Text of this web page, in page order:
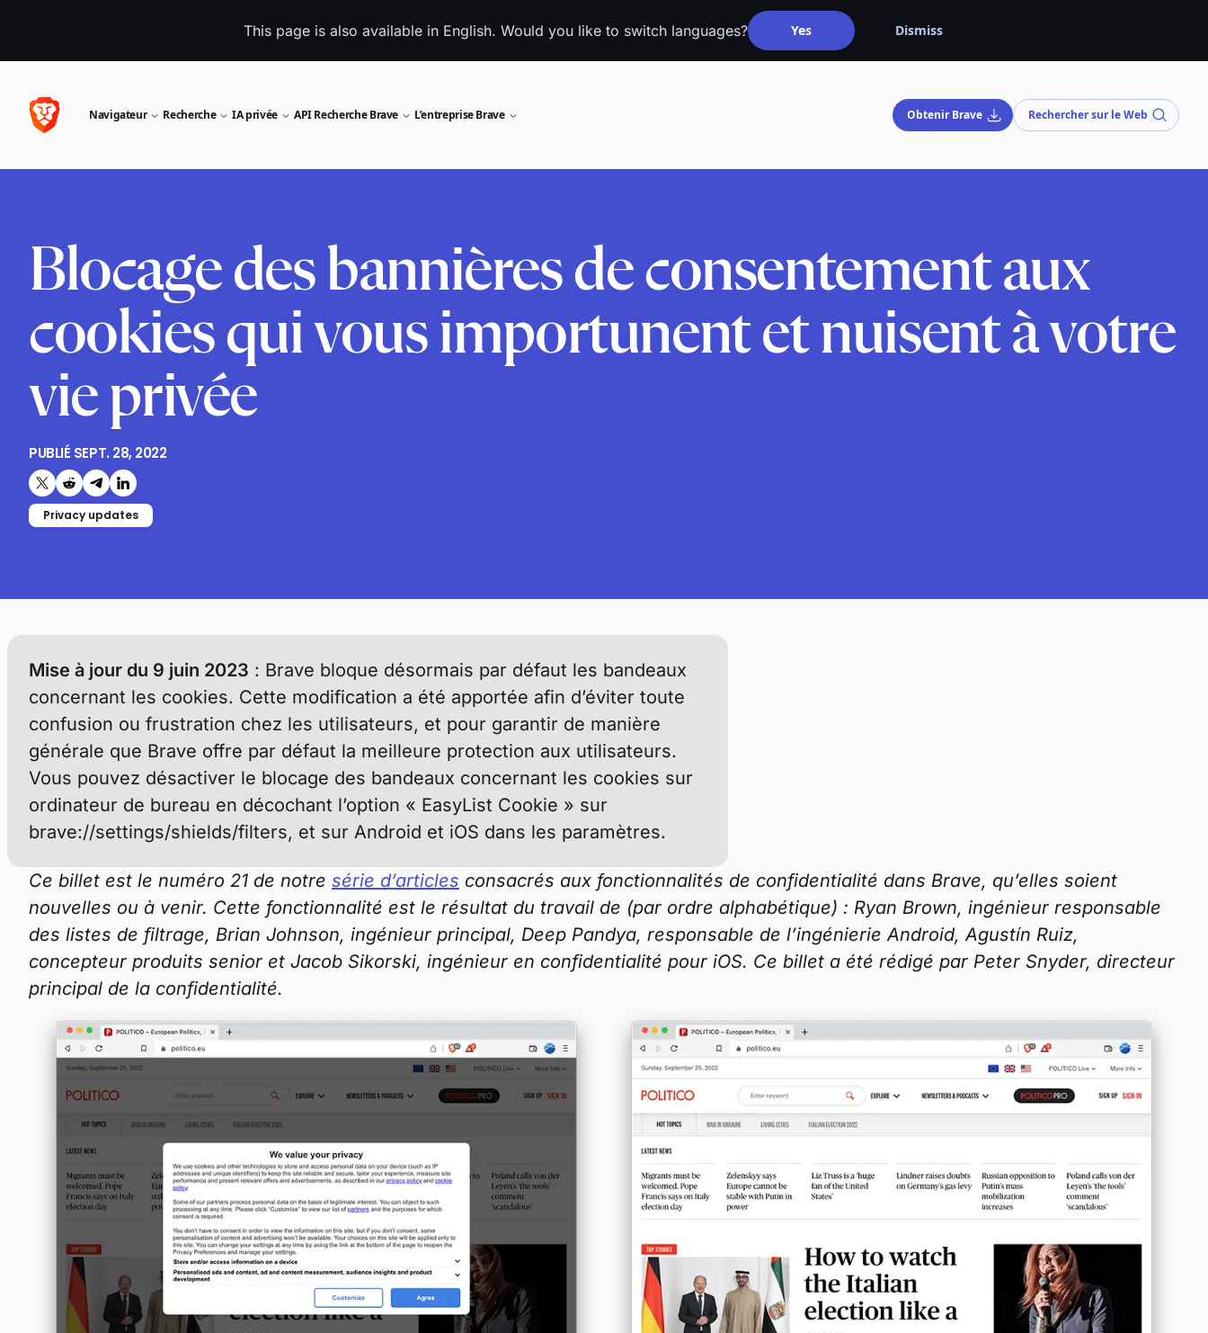
This page is also available in English. Would you like to switch languages? Yes Dismiss
Navigateur Recherche IA privée API Recherche Brave L’entreprise Brave Obtenir Brave Rechercher sur le Web
Blocage des bannières de consentement aux
cookies qui vous importunent et nuisent à votre
vie privée
PUBLIÉ SEPT. 28, 2022
Partager sur Twitter
Partager sur Reddit
Partager sur Telegram
Partager sur LinkedIn
Privacy updates
Mise à jour du 9 juin 2023 : Brave bloque désormais par défaut les bandeaux
concernant les cookies. Cette modification a été apportée afin d’éviter toute
confusion ou frustration chez les utilisateurs, et pour garantir de manière
générale que Brave offre par défaut la meilleure protection aux utilisateurs.
Vous pouvez désactiver le blocage des bandeaux concernant les cookies sur
ordinateur de bureau en décochant l’option « EasyList Cookie » sur
brave://settings/shields/filters, et sur Android et iOS dans les paramètres.
Ce billet est le numéro 21 de notre série d’articles consacrés aux fonctionnalités de confidentialité dans Brave, qu’elles soient
nouvelles ou à venir. Cette fonctionnalité est le résultat du travail de (par ordre alphabétique) : Ryan Brown, ingénieur responsable
des listes de filtrage, Brian Johnson, ingénieur principal, Deep Pandya, responsable de l’ingénierie Android, Agustín Ruiz,
concepteur produits senior et Jacob Sikorski, ingénieur en confidentialité pour iOS. Ce billet a été rédigé par Peter Snyder, directeur
principal de la confidentialité.